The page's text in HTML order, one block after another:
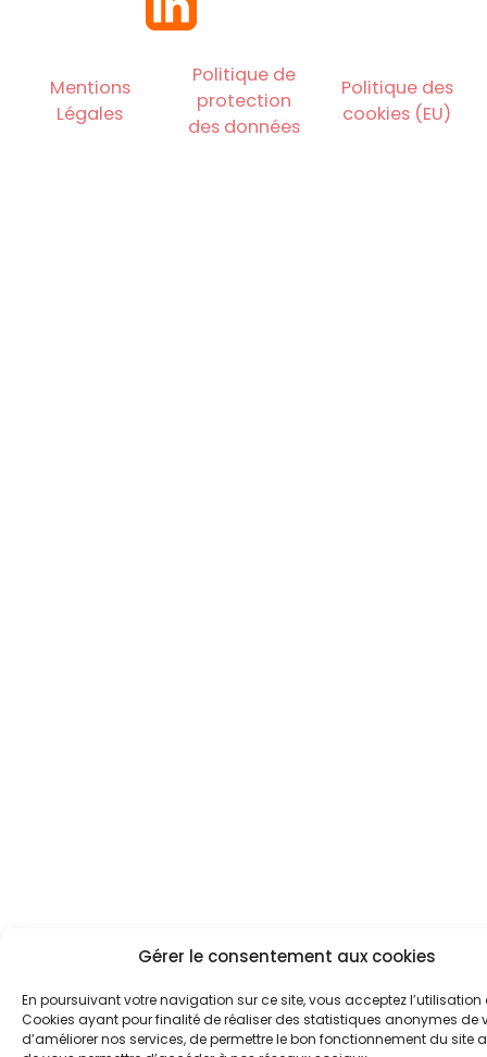
Gérer le consentement aux cookies
En poursuivant votre navigation sur ce site, vous acceptez l’utilisation
Cookies ayant pour finalité de réaliser des statistiques anonymes de
d’améliorer nos services, de permettre le bon fonctionnement du site
Mentions
Légales
Politique de
protection
des données
Politique des
cookies (EU)